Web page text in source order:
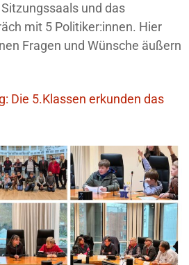
und das
mit 5 Politiker:innen. Hier
Fragen und Wünsche äußern
Die 5.Klassen erkunden das